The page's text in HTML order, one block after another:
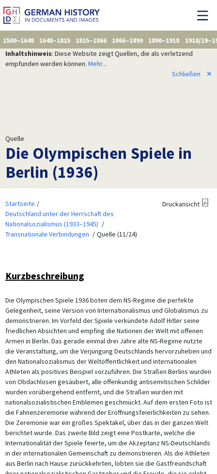
1500–1648 1648–1815 1815–1866 1866–1890 1890–1918
1918/
Inhaltshinweis: Diese Website zeigt Quellen, die als verletzend
empfunden werden können. Mehr...
Schließen
✕
Quelle
Die Olympischen Spiele in
Berlin (1936)
Startseite
Deutschland unter der Herrschaft des
Nationalsozialismus (1933–1945)
Transnationale Verbindungen
Quelle (11/24)
Druckansicht
Kurzbeschreibung
Die Olympischen Spiele 1936 boten dem NS-Regime die perfekte
Gelegenheit, seine Version von Internationalismus und Globalismus zu
demonstrieren. Im Vorfeld der Spiele verkündete Adolf Hitler seine
friedlichen Absichten und empfing die Nationen der Welt mit offenen
Armen in Berlin. Das gerade einmal drei Jahre alte NS-Regime nutzte
die Veranstaltung, um die Verjüngung Deutschlands hervorzuheben und
den Nationalsozialismus der Weltöffentlichkeit und internationalen
Athleten als positives Beispiel vorzuführen. Die Straßen Berlins wurden
von Obdachlosen gesäubert, alle offenkundig antisemitischen Schilder
wurden vorübergehend entfernt, und die Straßen wurden mit
nationalsozialistischen Emblemen geschmückt. Auf dem ersten Foto ist
die Fahnenzeremonie während der Eröffnungsfeierlichkeiten zu sehen.
Die Zeremonie war ein großes Spektakel, über das in der ganzen Welt
berichtet wurde. Das zweite Bild zeigt eine Postkarte, welche die
Internationalität der Spiele feierte, um die Akzeptanz NS-Deutschlands
in der internationalen Gemeinschaft zu demonstrieren. Als die Athleten
aus Berlin nach Hause zurückkehrten, lobten sie die Gastfreundschaft